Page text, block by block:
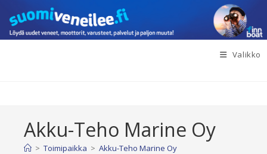
suoraan
sisältöön
Valikko
Akku-Teho Marine Oy
> Toimipaikka > Akku-Teho Marine Oy